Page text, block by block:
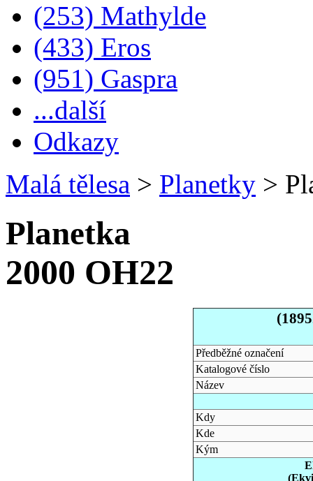
(253) Mathylde
(433) Eros
(951) Gaspra
...další
Odkazy
Malá tělesa > Planetky >
Planetka
2000 OH22
Předběžné označení
Katalogové číslo
Název
Kdy
Kde
Kým